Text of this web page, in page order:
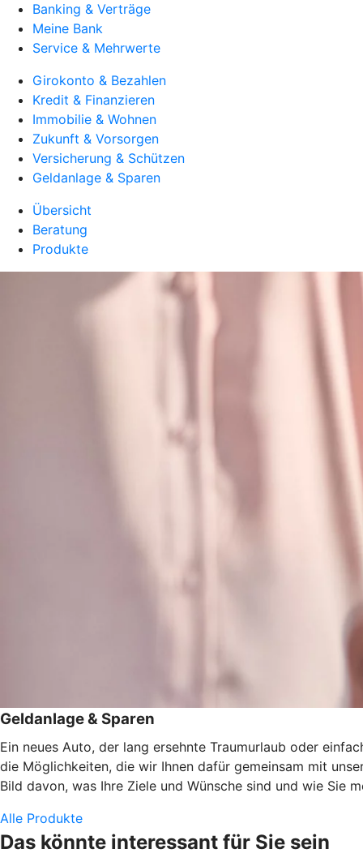
Banking & Verträge
Meine Bank
Service & Mehrwerte
Girokonto & Bezahlen
Kredit & Finanzieren
Immobilie & Wohnen
Zukunft & Vorsorgen
Versicherung & Schützen
Geldanlage & Sparen
Übersicht
Beratung
Produkte
Geldanlage & Sparen
Ein neues Auto, der lang ersehnte Traumurlaub oder
die Möglichkeiten, die wir Ihnen dafür gemeinsam mit
Bild davon, was Ihre Ziele und Wünsche sind und wie Sie
Alle Produkte
Das könnte interessant für Sie sein